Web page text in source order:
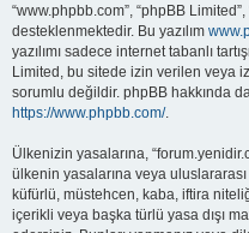
“www.phpbb.com”, “phpBB Limited”,
desteklenmektedir. Bu yazılım
yazılımı sadece internet tabanlı
Limited, bu sitede izin verilen veya
sorumlu değildir. phpBB hakkında
https://www.phpbb.com/.
Ülkenizin yasalarına,
ülkenin yasalarına veya
küfürlü, müstehcen, kaba, iftira
içerikli veya başka türlü yasa dışı